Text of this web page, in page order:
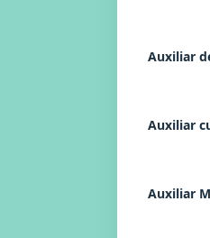
Auxiliar
Auxiliar
Auxiliar